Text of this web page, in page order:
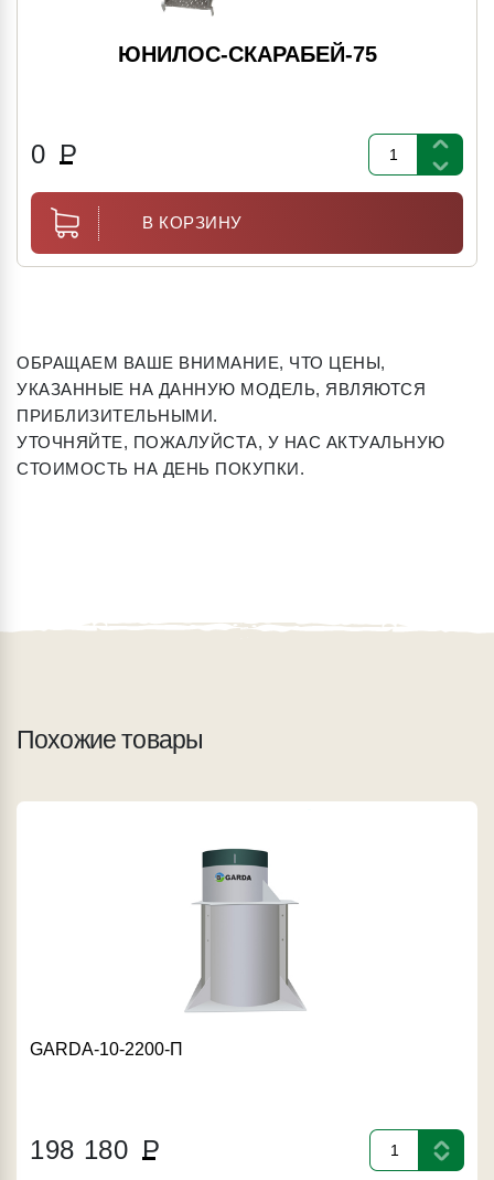
ЮНИЛОС-СКАРАБЕЙ-75
0 Р
В КОРЗИНУ
ОБРАЩАЕМ ВАШЕ ВНИМАНИЕ, ЧТО ЦЕНЫ,
УКАЗАННЫЕ НА ДАННУЮ МОДЕЛЬ, ЯВЛЯЮТСЯ
ПРИБЛИЗИТЕЛЬНЫМИ.
УТОЧНЯЙТЕ, ПОЖАЛУЙСТА, У НАС АКТУАЛЬНУЮ
СТОИМОСТЬ НА ДЕНЬ ПОКУПКИ.
Похожие товары
GARDA-10-2200-П
198 180 Р